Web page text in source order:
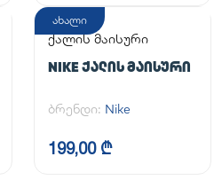
ახალი
ქალის მაისური
NIKE ᲥᲐᲚᲘᲡ ᲛᲐᲘᲡᲣᲠᲘ
ბრენდი: Nike
199,00 ₾